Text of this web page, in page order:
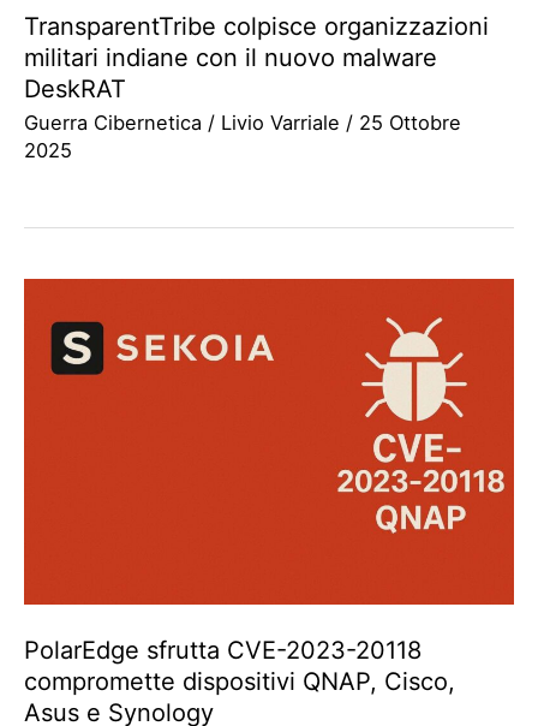
TransparentTribe colpisce organizzazioni
militari indiane con il nuovo malware
DeskRAT
Guerra Cibernetica / Livio Varriale / 25 Ottobre
2025
PolarEdge sfrutta CVE-2023-20118
compromette dispositivi QNAP, Cisco,
Asus e Synology